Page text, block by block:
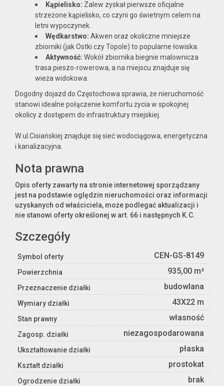
Kąpielisko: Zalew zyskał pierwsze oficjalne
strzeżone kąpielisko, co czyni go świetnym celem na
letni wypoczynek.
Wędkarstwo: Akwen oraz okoliczne mniejsze
zbiorniki (jak Ostki czy Topole) to popularne łowiska.
Aktywność: Wokół zbiornika biegnie malownicza
trasa pieszo-rowerowa, a na miejscu znajduje się
wieża widokowa.
Dogodny dojazd do Częstochowa sprawia, że nieruchomość
stanowi idealne połączenie komfortu życia w spokojnej
okolicy z dostępem do infrastruktury miejskiej.
W ul.Cisiańskiej znajduje się sieć wodociągowa, energetyczna
i kanalizacyjna.
Nota prawna
Opis oferty zawarty na stronie internetowej sporządzany
jest na podstawie oględzin nieruchomości oraz informacji
uzyskanych od właściciela, może podlegać aktualizacji i
nie stanowi oferty określonej w art. 66 i następnych K.C.
Szczegóły
Symbol oferty CEN-GS-8149
Powierzchnia 935,00 m²
Przeznaczenie działki budowlana
Wymiary działki 43X22 m
Stan prawny własność
Zagosp. działki niezagospodarowana
Ukształtowanie działki płaska
Kształt działki prostokat
Ogrodzenie działki brak